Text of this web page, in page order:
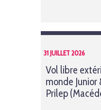
31 JUILLET 2026
Vol libre
monde Junior
Prilep